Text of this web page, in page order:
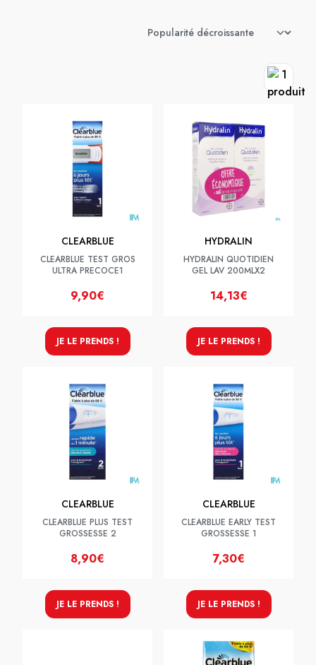
CLEARBLUE
CLEARBLUE TEST GROS
ULTRA PRECOCE1
9,90€
JE LE PRENDS !
HYDRALIN
HYDRALIN QUOTIDIEN
GEL LAV 200MLX2
14,13€
JE LE PRENDS !
CLEARBLUE
CLEARBLUE PLUS TEST
GROSSESSE 2
8,90€
JE LE PRENDS !
CLEARBLUE
CLEARBLUE EARLY TEST
GROSSESSE 1
7,30€
JE LE PRENDS !